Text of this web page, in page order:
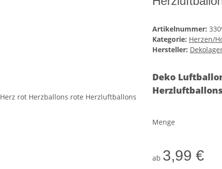
Artikelnummer:
Kategorie: Herzen/
Hersteller:
Deko
Herzluftballons
Menge
ab 3,99 €